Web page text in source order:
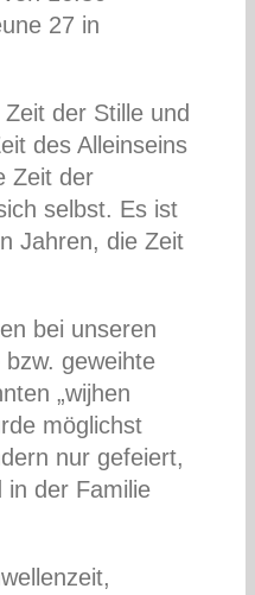
27 in
der Stille und
des Alleinseins
Zeit der
selbst. Es ist
Jahren, die Zeit
bei unseren
geweihte
„wijhen
möglichst
nur gefeiert,
in der Familie